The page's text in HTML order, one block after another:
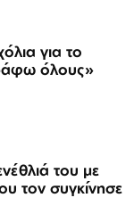
για το
όλους»
του με
τον συγκίνησε